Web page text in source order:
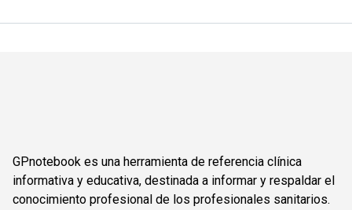
GPnotebook es una herramienta de referencia clínica
informativa y educativa, destinada a informar y respaldar el
conocimiento profesional de los profesionales sanitarios.